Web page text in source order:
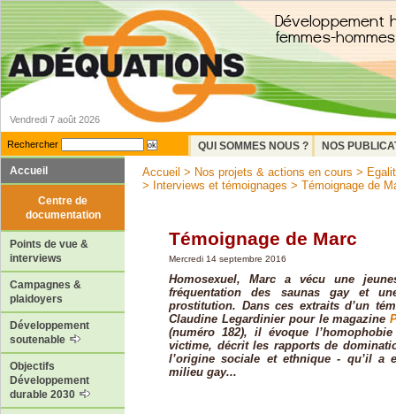
Vendredi 7 août 2026
Rechercher QUI SOMMES NOUS ?
NOS
Accueil
Centre de
documentation
Points de vue &
interviews
Campagnes &
plaidoyers
Développement
soutenable
Objectifs
Développement
durable 2030
Accueil > Nos projets & actions en cours >
> Interviews et témoignages > Témoignage de
Témoignage de Marc
Mercredi 14 septembre 2016
Homosexuel, Marc a vécu une
fréquentation des saunas gay et
prostitution. Dans ces extraits d’un
Claudine Legardinier pour le magazine
(numéro 182), il évoque
victime, décrit les rapports de
l’origine sociale et ethnique - qu’il a
milieu gay...